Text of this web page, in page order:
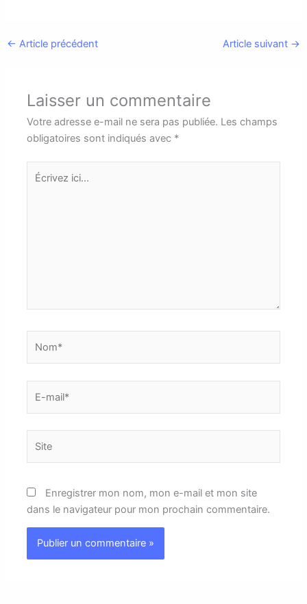
← Article précédent Article suivant →
Laisser un commentaire
Votre adresse e-mail ne sera pas publiée. Les champs
obligatoires sont indiqués avec *
Écrivez
ici…
mail*
Enregistrer mon nom, mon e-mail et mon site
dans le navigateur pour mon prochain commentaire.